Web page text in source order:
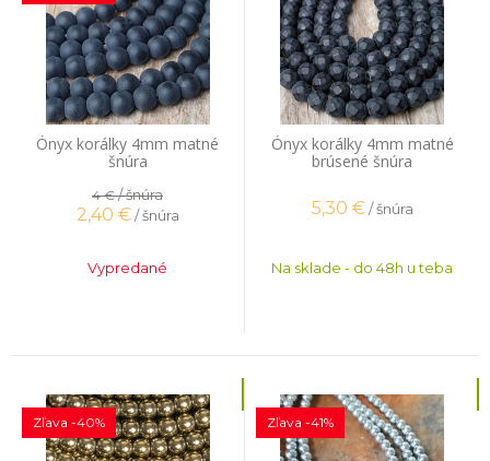
Ónyx korálky 4mm matné
šnúra
4 €/ šnúra
2,40 € / šnúra
Vypredané
Ónyx korálky 4mm matné
brúsené šnúra
5,30 € / šnúra
Na sklade - do 48h u teba
Zľava -40% Zľava -41%